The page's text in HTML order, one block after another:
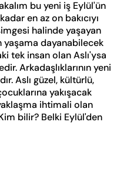
bu yeni iş Eylül'ün
en az on bakıcıyı
halinde yaşayan
yaşama dayanabilecek
tek insan olan Aslı'ysa
Arkadaşlıklarının yeni
Aslı güzel, kültürlü,
yakışacak
ihtimali olan
bilir? Belki Eylül'den